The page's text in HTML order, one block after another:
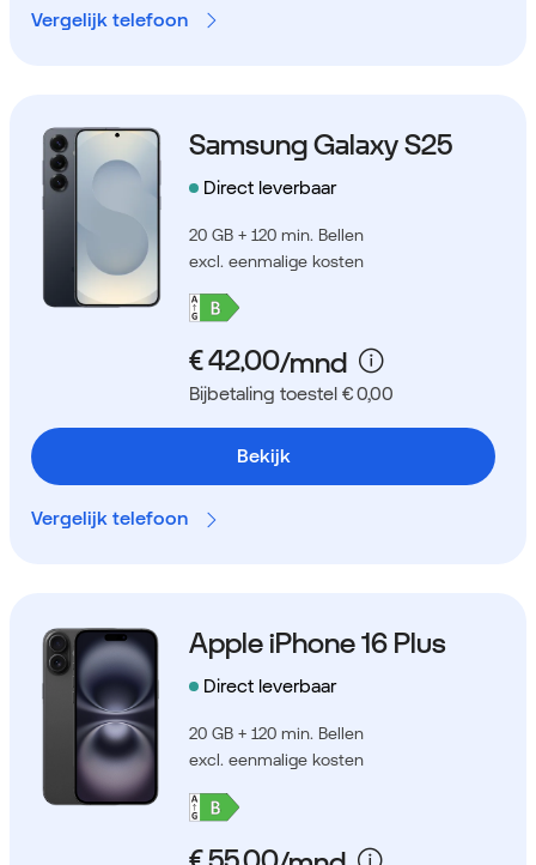
Vergelijk telefoon
Samsung Galaxy S25
Direct leverbaar
20 GB + 120 min. Bellen
excl. eenmalige kosten
Bijbetaling toestel € 0,00
Bekijk
Vergelijk telefoon
Apple iPhone 16 Plus
Direct leverbaar
20 GB + 120 min. Bellen
excl. eenmalige kosten